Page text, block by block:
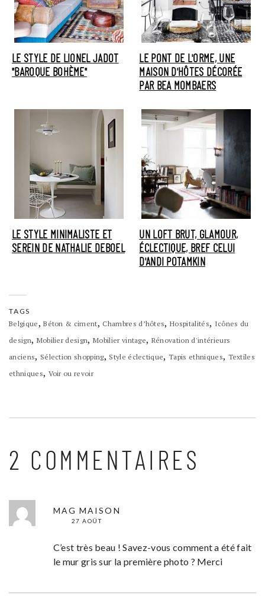
LE STYLE DE LIONEL JADOT
"BAROQUE BOHÈME"
LE PONT DE L'ORME, UNE
MAISON D'HÔTES DÉCORÉE
PAR BEA MOMBAERS
LE STYLE MINIMALISTE ET
SEREIN DE NATHALIE DEBOEL
UN LOFT BRUT, GLAMOUR,
ÉCLECTIQUE, BREF CELUI
D'ANDI POTAMKIN
TAGS
Belgique,Béton & ciment, Chambres d’hôtes,Hospitalités, Icônes du
design, Mobilier design,Mobilier vintage, Rénovation d'intérieurs
anciens, Sélection shopping, Style éclectique,Tapis ethniques, Textiles
ethniques, Voir ou revoir
2 COMMENTAIRES
MAG MAISON
27 AOÛT
C’est très beau ! Savez-vous comment a été fait
le mur gris sur la première photo ? Merci